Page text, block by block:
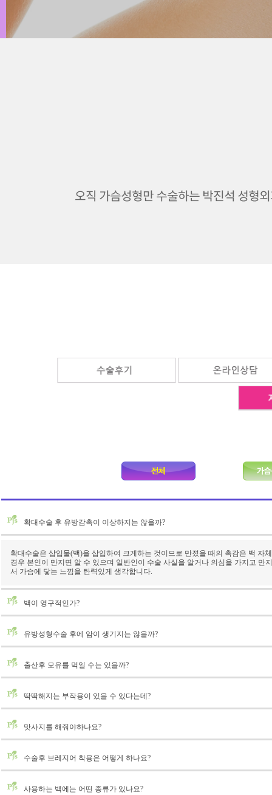
확대수술 후 유방감촉이 이상하지는 않을까?
확대수술은 삽입물(백)을 삽입하여 크게하는 것이므로 만졌을 때의 촉감은 백 자
경우 본인이 만지면 알 수 있으며 일반인이 수술 사실을 알거나 의심을 가지고
서 가슴에 닿는 느낌을 탄력있게 생각합니다.
백이 영구적인가?
유방성형수술 후에 암이 생기지는 않을까?
출산후 모유를 먹일 수는 있을까?
딱딱해지는 부작용이 있을 수 있다는데?
맛사지를 해줘야하나요?
수술후 브레지어 착용은 어떻게 하나요?
사용하는 백에는 어떤 종류가 있나요?